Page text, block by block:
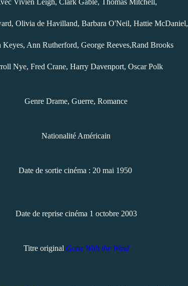
Olivia de Havilland, Barbara O'Neil, Hattie McDaniel,
Keyes, Ann Rutherford, George Reeves,Rand Brooks
Nye, Fred Crane, Harry Davenport, Oscar Polk
Genre Drame, Guerre, Romance
Nationalité Américain
Date de sortie cinéma : 20 mai 1950
Date de reprise cinéma 1 octobre 2003
Titre original Gone With the Wind